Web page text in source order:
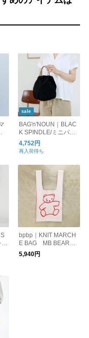
sale
BAG'n'NOUN｜BLAC
K SPINDLE/ミニバッ
グ ハンドバッグ
4,752円
再入荷待ち
ザ
bpbp｜KNIT MARCH
E BAG MB BEAR
キルディスコ マルシ
ェバッグ
5,940円